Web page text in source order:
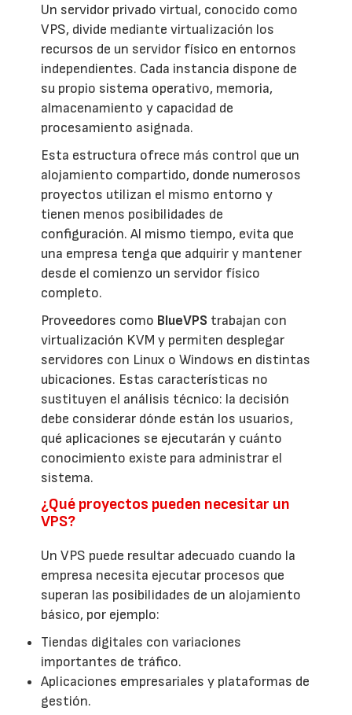
Un servidor privado virtual, conocido como
VPS, divide mediante virtualización los
recursos de un servidor físico en entornos
independientes. Cada instancia dispone de
su propio sistema operativo, memoria,
almacenamiento y capacidad de
procesamiento asignada.
Esta estructura ofrece más control que un
alojamiento compartido, donde numerosos
proyectos utilizan el mismo entorno y
tienen menos posibilidades de
configuración. Al mismo tiempo, evita que
una empresa tenga que adquirir y mantener
desde el comienzo un servidor físico
completo.
Proveedores como BlueVPS trabajan con
virtualización KVM y permiten desplegar
servidores con Linux o Windows en distintas
ubicaciones. Estas características no
sustituyen el análisis técnico: la decisión
debe considerar dónde están los usuarios,
qué aplicaciones se ejecutarán y cuánto
conocimiento existe para administrar el
sistema.
¿Qué proyectos pueden necesitar un
VPS?
Un VPS puede resultar adecuado cuando la
empresa necesita ejecutar procesos que
superan las posibilidades de un alojamiento
básico, por ejemplo:
Tiendas digitales con variaciones
importantes de tráfico.
Aplicaciones empresariales y plataformas de
gestión.